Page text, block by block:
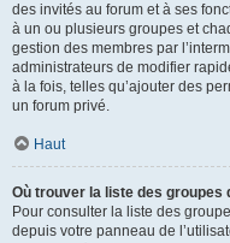
des invités au forum et à ses
à un ou plusieurs groupes et
gestion des membres par
administrateurs de modifier
à la fois, telles qu’ajouter des
un forum privé.
Haut
Où trouver la liste des groupes
Pour consulter la liste des
depuis votre panneau de